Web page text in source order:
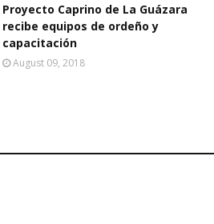
Proyecto Caprino de La Guázara
recibe equipos de ordeño y
capacitación
August 09, 2018